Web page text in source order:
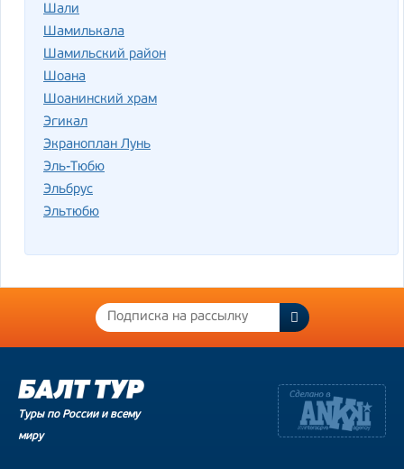
Шали
Шамилькала
Шамильский район
Шоана
Шоанинский храм
Эгикал
Экраноплан Лунь
Эль-Тюбю
Эльбрус
Эльтюбю
Туры по России и всему
миру